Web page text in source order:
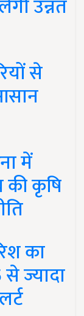
उन्नत
से
में
की कृषि
का
ज्यादा